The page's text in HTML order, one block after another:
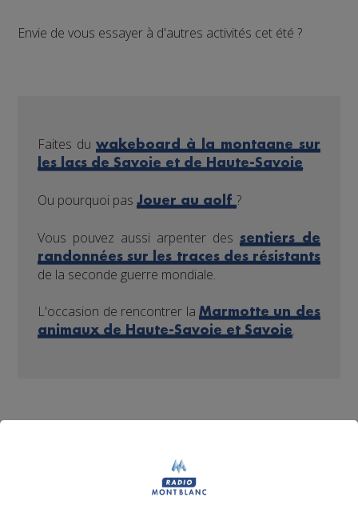
Envie de vous essayer à d'autres activités cet été ?
Faites duwakeboard à la montagne sur
les lacs de Savoie et de Haute-Savoie
Ou pourquoi pasJouer au golf ?
Vous pouvez aussi arpenter des sentiers de
randonnées sur les traces des résistants
de la seconde guerre mondiale.
L'occasion de rencontrer la Marmotte un des
animaux de Haute-Savoie et Savoie.